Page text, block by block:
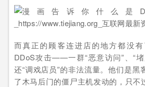
而真正的顾客连进店的地方都没
DDoS攻击——一群“恶意访问”、“堵
还“调戏店员”的非法流量。他们是黑
了木马后门的僵尸主机发动的，只不